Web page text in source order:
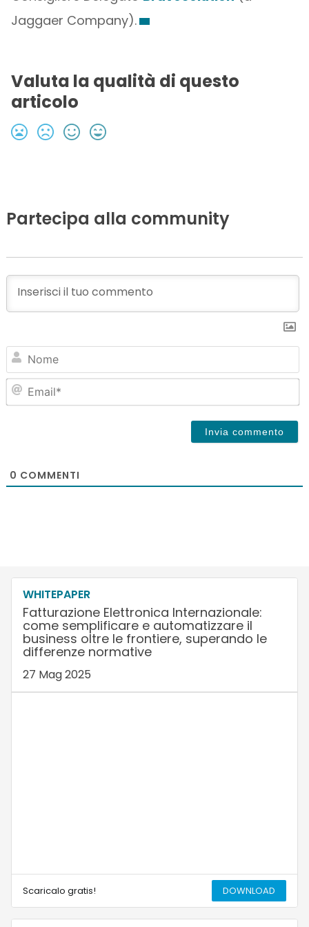
Jaggaer Company).
Valuta la qualità di questo
articolo
Partecipa alla community
0 COMMENTI
WHITEPAPER
Fatturazione Elettronica Internazionale:
come semplificare e automatizzare il
business oltre le frontiere, superando le
differenze normative
27 Mag 2025
Scaricalo gratis! DOWNLOAD